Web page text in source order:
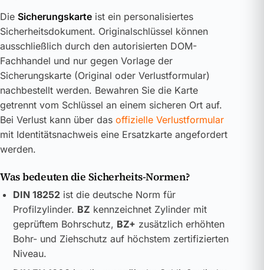
Die Sicherungskarte ist ein personalisiertes
Sicherheitsdokument. Originalschlüssel können
ausschließlich durch den autorisierten DOM-
Fachhandel und nur gegen Vorlage der
Sicherungskarte (Original oder Verlustformular)
nachbestellt werden. Bewahren Sie die Karte
getrennt vom Schlüssel an einem sicheren Ort auf.
Bei Verlust kann über das offizielle Verlustformular
mit Identitätsnachweis eine Ersatzkarte angefordert
werden.
Was bedeuten die Sicherheits-Normen?
DIN 18252ist die deutsche Norm für
Profilzylinder. BZ kennzeichnet Zylinder mit
geprüftem Bohrschutz, BZ+ zusätzlich erhöhten
Bohr- und Ziehschutz auf höchstem zertifizierten
Niveau.